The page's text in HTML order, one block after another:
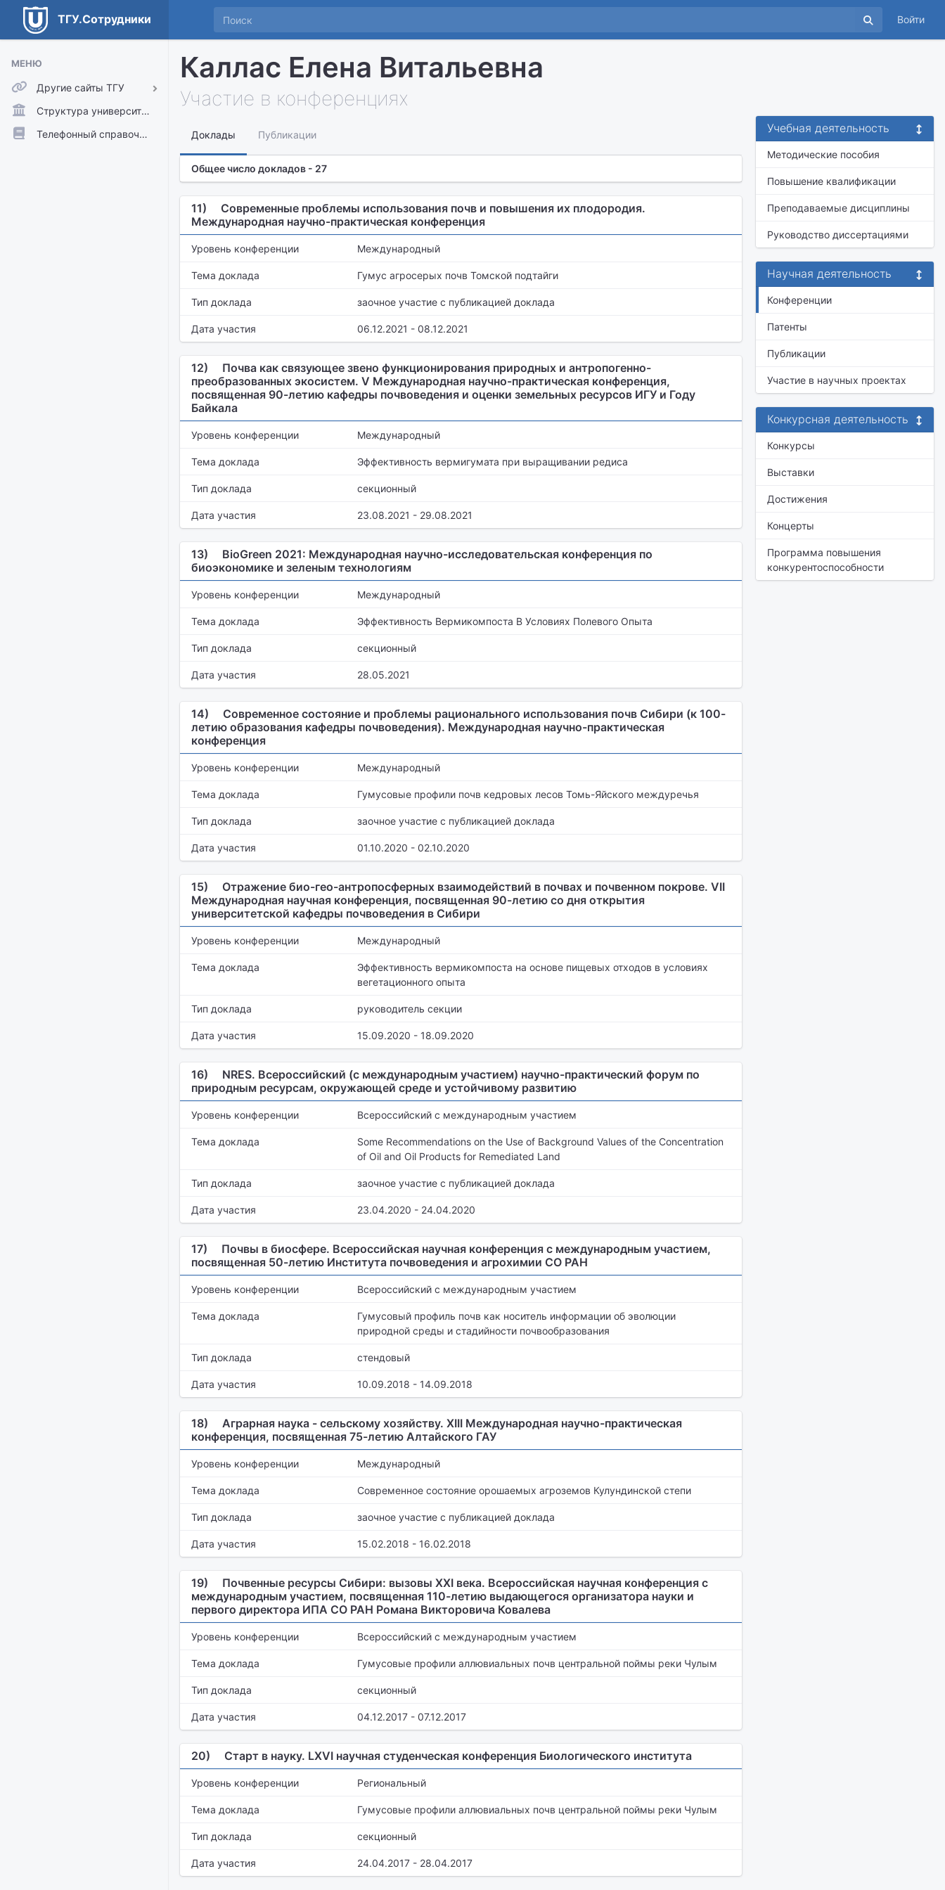
ТГУ.Сотрудники Войти
МЕНЮ
Другие сайты ТГУ
ТГУ.Аккаунты
ТГУ.Расписание
Структура университета
Телефонный справочник
Каллас Елена Витальевна
Участие в конференциях
Доклады Публикации
Общее число докладов - 27
11)
Современные проблемы использования почв и повышения их плодородия.
Международная научно-практическая конференция
Уровень конференции Международный
Тема доклада Гумус агросерых почв Томской подтайги
Тип доклада заочное участие с публикацией доклада
Дата участия 06.12.2021 - 08.12.2021
12)
Почва как связующее звено функционирования природных и антропогенно-
преобразованных экосистем. V Международная научно-практическая конференция,
посвященная 90-летию кафедры почвоведения и оценки земельных ресурсов ИГУ и Году
Байкала
Уровень конференции Международный
Тема доклада Эффективность вермигумата при выращивании редиса
Тип доклада секционный
Дата участия 23.08.2021 - 29.08.2021
13)
BioGreen 2021: Международная научно-исследовательская конференция по
биоэкономике и зеленым технологиям
Уровень конференции Международный
Тема доклада Эффективность Вермикомпоста В Условиях Полевого Опыта
Тип доклада секционный
Дата участия 28.05.2021
14)
Современное состояние и проблемы рационального использования почв Сибири (к 100-
летию образования кафедры почвоведения). Международная научно-практическая
конференция
Уровень конференции Международный
Тема доклада Гумусовые профили почв кедровых лесов Томь-Яйского междуречья
Тип доклада заочное участие с публикацией доклада
Дата участия 01.10.2020 - 02.10.2020
15)
Отражение био-гео-антропосферных взаимодействий в почвах и почвенном покрове. VII
Международная научная конференция, посвященная 90-летию со дня открытия
университетской кафедры почвоведения в Сибири
Уровень конференции Международный
Тема доклада
Эффективность вермикомпоста на основе пищевых отходов в условиях
вегетационного опыта
Тип доклада руководитель секции
Дата участия 15.09.2020 - 18.09.2020
16)
NRES. Всероссийский (с международным участием) научно-практический форум по
природным ресурсам, окружающей среде и устойчивому развитию
Уровень конференции Всероссийский с международным участием
Тема доклада
Some Recommendations on the Use of Background Values of the Concentration
of Oil and Oil Products for Remediated Land
Тип доклада заочное участие с публикацией доклада
Дата участия 23.04.2020 - 24.04.2020
17)
Почвы в биосфере. Всероссийская научная конференция с международным участием,
посвященная 50-летию Института почвоведения и агрохимии СО РАН
Уровень конференции Всероссийский с международным участием
Тема доклада
Гумусовый профиль почв как носитель информации об эволюции
природной среды и стадийности почвообразования
Тип доклада стендовый
Дата участия 10.09.2018 - 14.09.2018
18)
Аграрная наука - сельскому хозяйству. XIII Международная научно-практическая
конференция, посвященная 75-летию Алтайского ГАУ
Уровень конференции Международный
Тема доклада Современное состояние орошаемых агроземов Кулундинской степи
Тип доклада заочное участие с публикацией доклада
Дата участия 15.02.2018 - 16.02.2018
19)
Почвенные ресурсы Сибири: вызовы XXI века. Всероссийская научная конференция с
международным участием, посвященная 110-летию выдающегося организатора науки и
первого директора ИПА СО РАН Романа Викторовича Ковалева
Уровень конференции Всероссийский с международным участием
Тема доклада Гумусовые профили аллювиальных почв центральной поймы реки Чулым
Тип доклада секционный
Дата участия 04.12.2017 - 07.12.2017
20) Старт в науку. LXVI научная студенческая конференция Биологического института
Уровень конференции Региональный
Тема доклада Гумусовые профили аллювиальных почв центральной поймы реки Чулым
Тип доклада секционный
Дата участия 24.04.2017 - 28.04.2017
Учебная деятельность
Методические пособия
Повышение квалификации
Преподаваемые дисциплины
Руководство диссертациями
Научная деятельность
Конференции
Патенты
Публикации
Участие в научных проектах
Конкурсная деятельность
Конкурсы
Выставки
Достижения
Концерты
Программа повышения
конкурентоспособности